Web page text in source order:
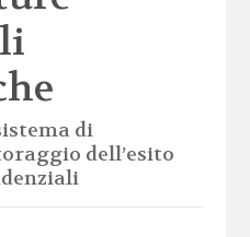
di
dell’esito